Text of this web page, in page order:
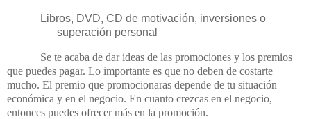
Libros, DVD, CD de motivación, inversiones o
superación personal
Se te acaba de dar ideas de las promociones y los premios
que puedes pagar. Lo importante es que no deben de costarte
mucho. El premio que promocionaras depende de tu situación
económica y en el negocio. En cuanto crezcas en el negocio,
entonces puedes ofrecer más en la promoción.